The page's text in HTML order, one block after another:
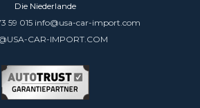
Die Niederlande
59 015 info@usa-car-import.com
CAR-IMPORT.COM